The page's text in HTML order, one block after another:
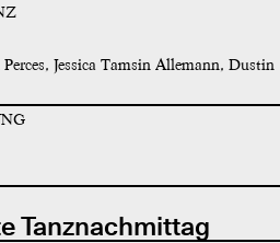
Jessica Tamsin Allemann, Dustin
Tanznachmittag